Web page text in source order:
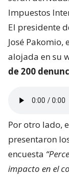
Impuestos
El presidente
José
alojada en su
de 200
Por otro lado,
presentaron
encuesta
impacto en el